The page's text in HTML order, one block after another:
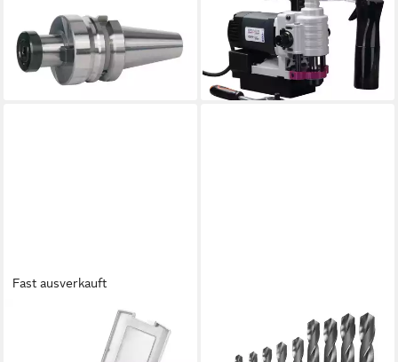
BT40
56,17 €
lieferbar - in 9-11 Werktagen bei
Magnetbohrmaschine
OPTIdrill DM 38VF
652,03 €
lieferbar - in 9-11 Werktagen bei
dir
Fast ausverkauft
Universalbohrer OPTIMUM
3201055 Blechschälbohrer-
Holzbohrer Optimum
Spiralbohrer HSS MK3 9tlg.